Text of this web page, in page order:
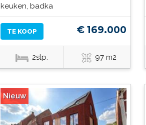
keuken, badka
TE KOOP € 169.000
2slp. 97 m2
Nieuw